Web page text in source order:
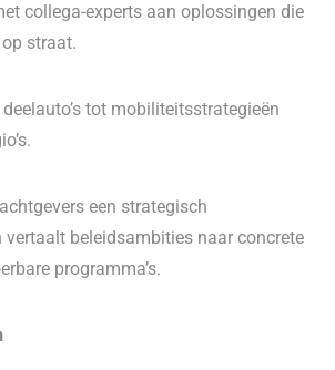
collega-experts aan oplossingen die
straat.
tot mobiliteitsstrategieën
een strategisch
vertaalt beleidsambities naar concrete
programma’s.